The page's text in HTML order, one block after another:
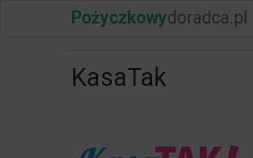
Pożyczkowydoradca.pl
KasaTak